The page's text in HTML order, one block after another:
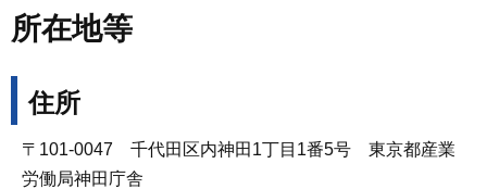
所在地等
住所
〒101-0047 千代田区内神田1丁目1番5号 東京都産業
労働局神田庁舎